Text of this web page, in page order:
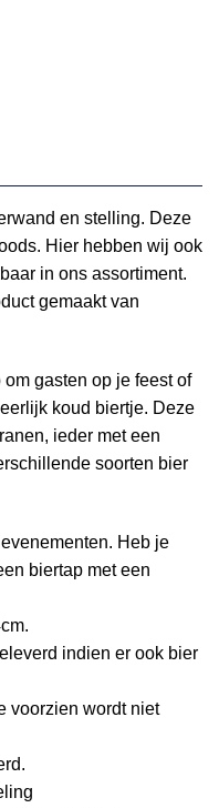
en stelling. Deze
Hier hebben wij ook
in ons assortiment.
gemaakt van
gasten op je feest of
koud biertje. Deze
ieder met een
soorten bier
Heb je
biertap met een
indien er ook bier
voorzien wordt niet